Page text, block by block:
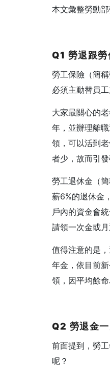
本文彙整勞動
Q1 勞退跟
勞工保險（簡
必須主動替員
大家最關心的
年，並辦理離
領，可以活到
者少，故而引發
勞工退休金（
薪6%的退休金
戶內的資金會
請領一次金或
值得注意的是
年金，依目前
領，因平均餘
Q2 勞退金
前面提到，勞
呢？